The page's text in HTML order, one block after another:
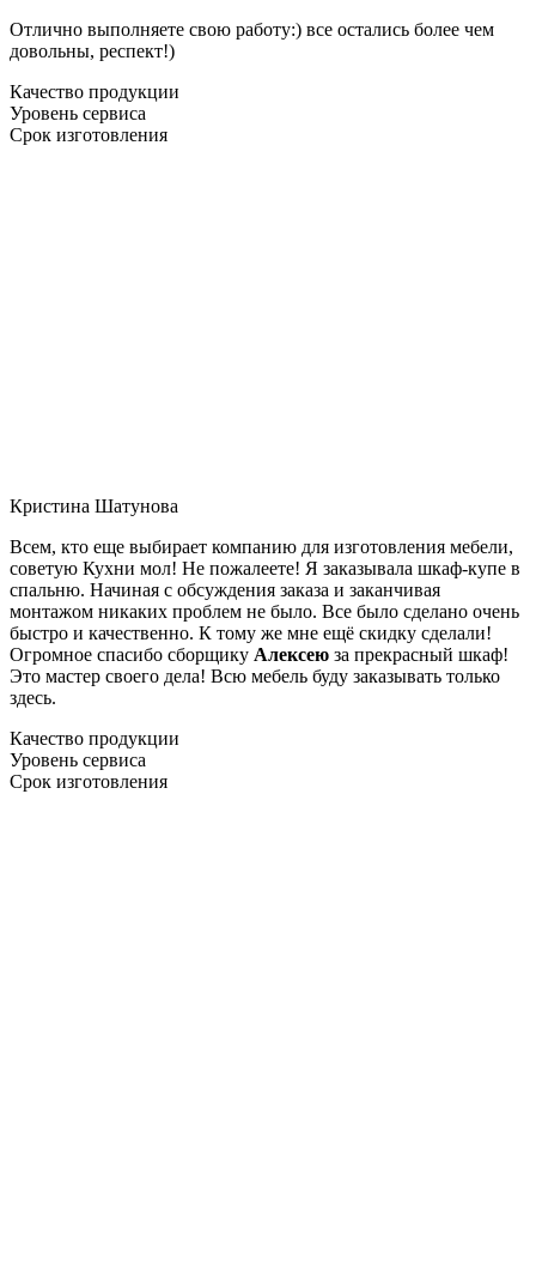
Отлично выполняете свою работу:) все остались более чем
довольны, респект!)
Качество продукции
Уровень сервиса
Срок изготовления
Кристина Шатунова
Всем, кто еще выбирает компанию для изготовления мебели,
советую Кухни мол! Не пожалеете! Я заказывала шкаф-купе в
спальню. Начиная с обсуждения заказа и заканчивая
монтажом никаких проблем не было. Все было сделано очень
быстро и качественно. К тому же мне ещё скидку сделали!
Огромное спасибо сборщику Алексею за прекрасный шкаф!
Это мастер своего дела! Всю мебель буду заказывать только
здесь.
Качество продукции
Уровень сервиса
Срок изготовления